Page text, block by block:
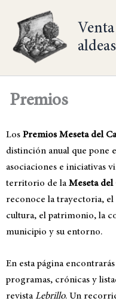
contenido
aldeas
Premios
Los Premios Meseta del
distinción anual que pone
asociaciones e iniciativas
territorio de la Meseta del
reconoce la trayectoria,
cultura, el patrimonio, la
municipio y su entorno.
En esta página
programas, crónicas y
revista Lebrillo. Un